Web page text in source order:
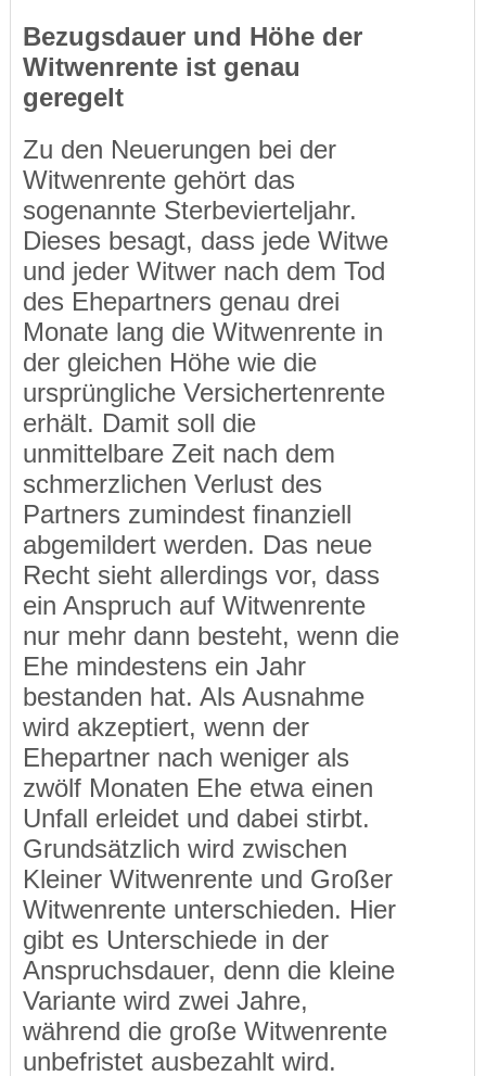
Bezugsdauer und Höhe der
Witwenrente ist genau
geregelt
Zu den Neuerungen bei der
Witwenrente gehört das
sogenannte Sterbevierteljahr.
Dieses besagt, dass jede Witwe
und jeder Witwer nach dem Tod
des Ehepartners genau drei
Monate lang die Witwenrente in
der gleichen Höhe wie die
ursprüngliche Versichertenrente
erhält. Damit soll die
unmittelbare Zeit nach dem
schmerzlichen Verlust des
Partners zumindest finanziell
abgemildert werden. Das neue
Recht sieht allerdings vor, dass
ein Anspruch auf Witwenrente
nur mehr dann besteht, wenn die
Ehe mindestens ein Jahr
bestanden hat. Als Ausnahme
wird akzeptiert, wenn der
Ehepartner nach weniger als
zwölf Monaten Ehe etwa einen
Unfall erleidet und dabei stirbt.
Grundsätzlich wird zwischen
Kleiner Witwenrente und Großer
Witwenrente unterschieden. Hier
gibt es Unterschiede in der
Anspruchsdauer, denn die kleine
Variante wird zwei Jahre,
während die große Witwenrente
unbefristet ausbezahlt wird.